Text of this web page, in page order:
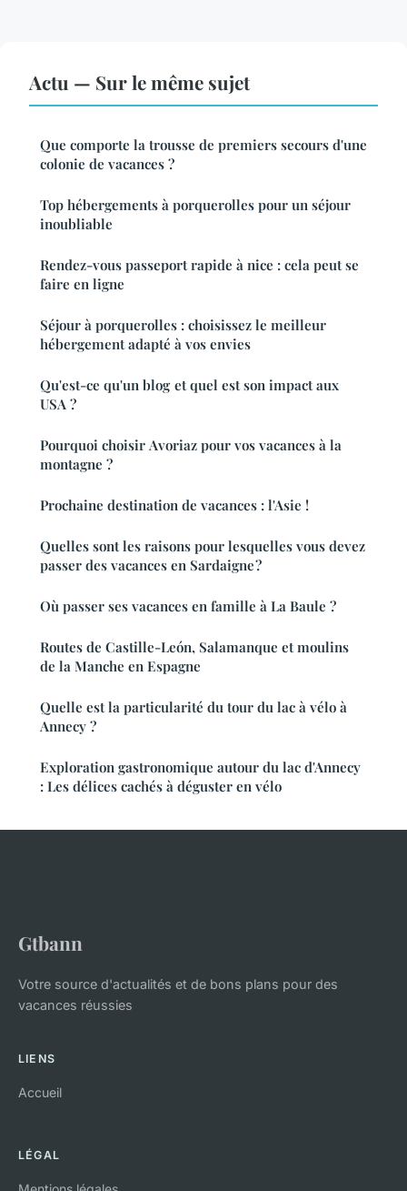
Actu — Sur le même sujet
Que comporte la trousse de premiers secours d'une
colonie de vacances ?
Top hébergements à porquerolles pour un séjour
inoubliable
Rendez-vous passeport rapide à nice : cela peut se
faire en ligne
Séjour à porquerolles : choisissez le meilleur
hébergement adapté à vos envies
Qu'est-ce qu'un blog et quel est son impact aux
USA ?
Pourquoi choisir Avoriaz pour vos vacances à la
montagne ?
Prochaine destination de vacances : l'Asie !
Quelles sont les raisons pour lesquelles vous devez
passer des vacances en Sardaigne ?
Où passer ses vacances en famille à La Baule ?
Routes de Castille-León, Salamanque et moulins
de la Manche en Espagne
Quelle est la particularité du tour du lac à vélo à
Annecy ?
Exploration gastronomique autour du lac d'Annecy
: Les délices cachés à déguster en vélo
Gtbann
Votre source d'actualités et de bons plans pour des
vacances réussies
LIENS
Accueil
LÉGAL